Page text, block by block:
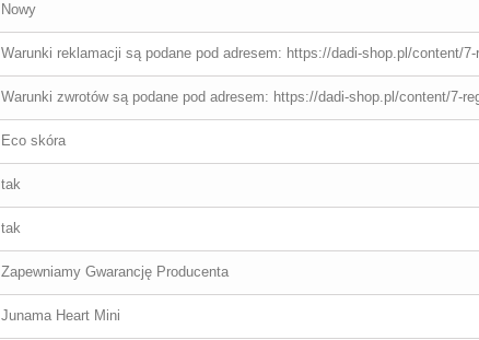
Nowy
Warunki reklamacji są podane pod adresem: https://dadi-shop.pl/content/7-
Warunki zwrotów są podane pod adresem: https://dadi-shop.pl/content/7-
Eco skóra
tak
tak
Zapewniamy Gwarancję Producenta
Junama Heart Mini